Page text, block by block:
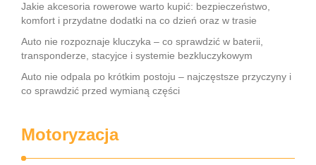
Jakie akcesoria rowerowe warto kupić: bezpieczeństwo,
komfort i przydatne dodatki na co dzień oraz w trasie
Auto nie rozpoznaje kluczyka – co sprawdzić w baterii,
transponderze, stacyjce i systemie bezkluczykowym
Auto nie odpala po krótkim postoju – najczęstsze przyczyny i
co sprawdzić przed wymianą części
Motoryzacja